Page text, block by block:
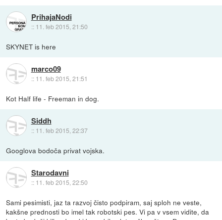
PrihajaNodi
:: 11. feb 2015, 21:50
SKYNET is here
marco09
:: 11. feb 2015, 21:51
Kot Half life - Freeman in dog.
Siddh
:: 11. feb 2015, 22:37
Googlova bodoča privat vojska.
Starodavni
:: 11. feb 2015, 22:50
Sami pesimisti, jaz ta razvoj čisto podpiram, saj sploh ne veste,
kakšne prednosti bo imel tak robotski pes. Vi pa v vsem vidite, da